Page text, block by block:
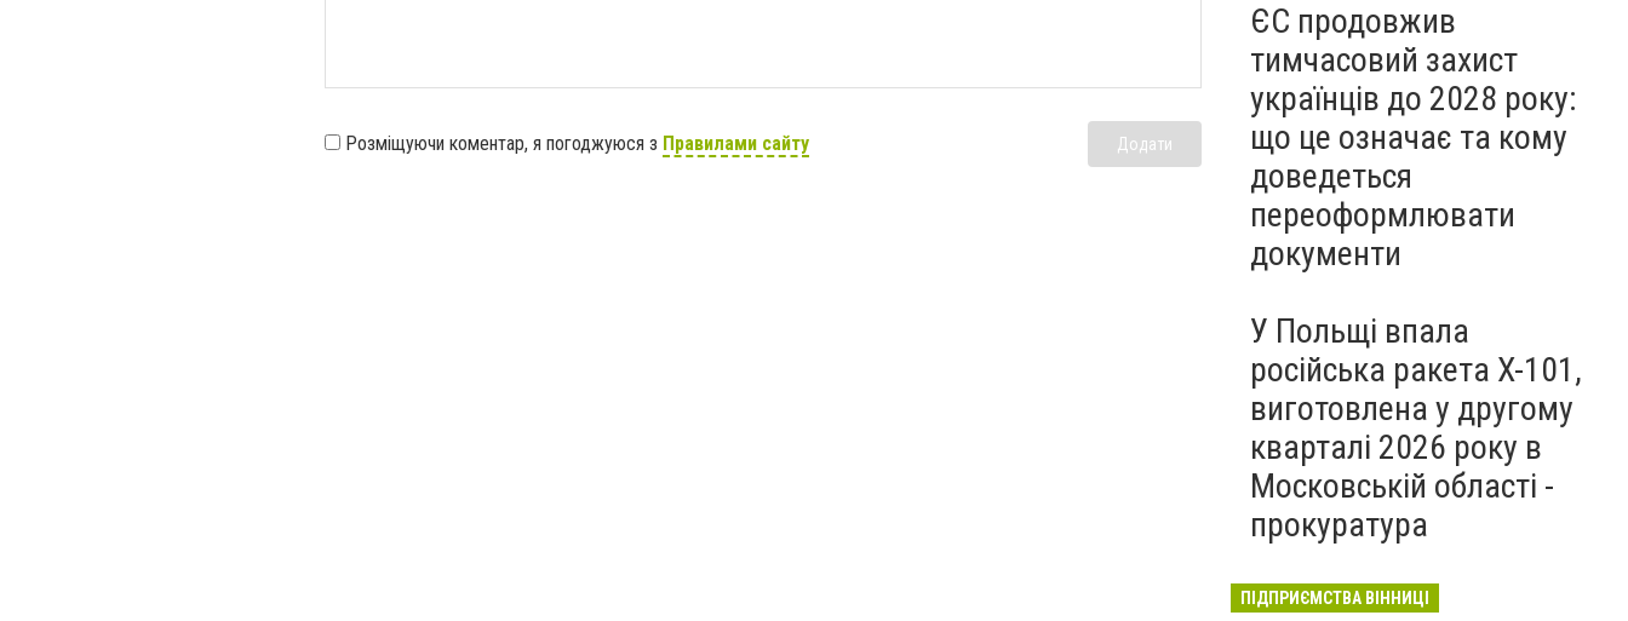
Розміщуючи коментар, я погоджуюся з Правилами сайту Додати
ЄС продовжив
тимчасовий захист
українців до 2028 року:
що це означає та кому
доведеться
переоформлювати
документи
У Польщі впала
російська ракета X-101,
виготовлена у другому
кварталі 2026 року в
Московській області -
прокуратура
ПІДПРИЄМСТВА ВІННИЦІ